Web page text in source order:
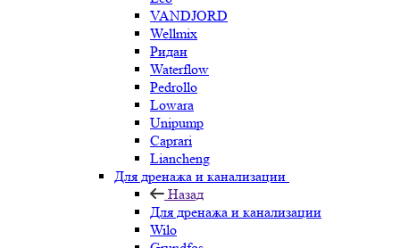
VANDJORD
Wellmix
Ридан
Waterflow
Pedrollo
Lowara
Unipump
Caprari
Liancheng
Для дренажа и канализации
Назад
Для дренажа и канализации
Wilo